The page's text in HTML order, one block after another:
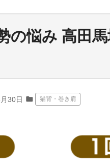
の悩み 高田
30日 folder 猫背・巻き肩